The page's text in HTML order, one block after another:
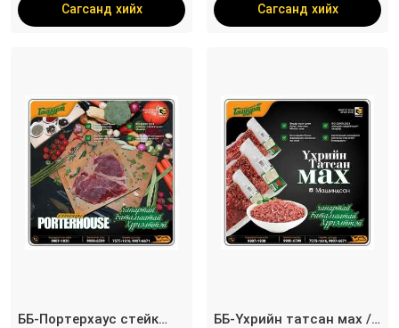
Сагсанд хийх Сагсанд хийх
ББ-Портерхаус стейк
ББ-Үхрийн татсан мах /